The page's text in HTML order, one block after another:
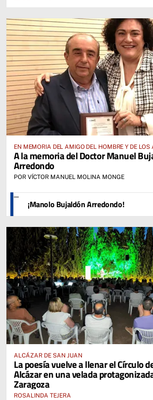
EN MEMORIA DEL AMIGO DEL HOMBRE Y DE
A la memoria del Doctor Manuel Bujaldón
Arredondo
POR VÍCTOR MANUEL MOLINA MONGE
¡Manolo Bujaldón Arredondo!
ALCÁZAR DE SAN JUAN
La poesía vuelve a llenar el Círculo
Alcázar en una velada
Zaragoza
ROSALINDA TEJERA